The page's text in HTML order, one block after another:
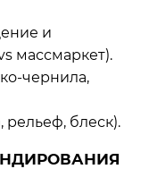
и
массмаркет).
рельеф, блеск).